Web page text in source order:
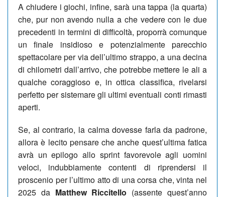
A chiudere i giochi, infine, sarà una tappa (la quarta)
che, pur non avendo nulla a che vedere con le due
precedenti in termini di difficoltà, proporrà comunque
un finale insidioso e potenzialmente parecchio
spettacolare per via dell’ultimo strappo, a una decina
di chilometri dall’arrivo, che potrebbe mettere le ali a
qualche coraggioso e, in ottica classifica, rivelarsi
perfetto per sistemare gli ultimi eventuali conti rimasti
aperti.
Se, al contrario, la calma dovesse farla da padrone,
allora è lecito pensare che anche quest’ultima fatica
avrà un epilogo allo sprint favorevole agli uomini
veloci, indubbiamente contenti di riprendersi il
proscenio per l’ultimo atto di una corsa che, vinta nel
2025 da Matthew Riccitello (assente quest’anno